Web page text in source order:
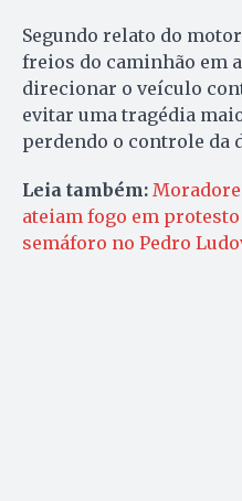
Segundo relato do
freios do caminhão em
direcionar o veículo
evitar uma tragédia
perdendo o controle da
Leia também:
ateiam fogo em
semáforo no Pedro